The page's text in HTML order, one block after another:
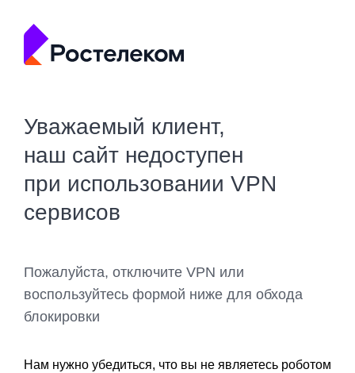
Уважаемый клиент,
наш сайт недоступен
при использовании VPN
сервисов
Пожалуйста, отключите VPN или
воспользуйтесь формой ниже для обхода
блокировки
Нам нужно убедиться, что вы не являетесь роботом